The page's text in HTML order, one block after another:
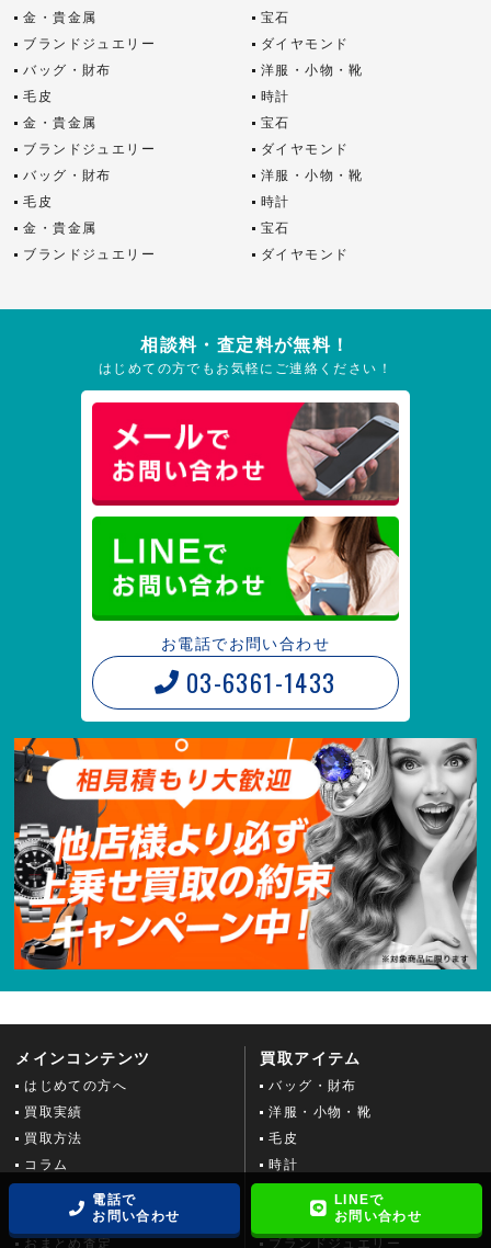
金・貴金属
宝石
ブランドジュエリー
ダイヤモンド
バッグ・財布
洋服・小物・靴
毛皮
時計
金・貴金属
宝石
ブランドジュエリー
ダイヤモンド
バッグ・財布
洋服・小物・靴
毛皮
時計
金・貴金属
宝石
ブランドジュエリー
ダイヤモンド
相談料・査定料が無料！
はじめての方でもお気軽にご連絡ください！
お電話でお問い合わせ
03-6361-1433
メインコンテンツ
はじめての方へ
買取実績
買取方法
コラム
よくある質問
お客様の声
おまとめ査定
買取アイテム
バッグ・財布
洋服・小物・靴
毛皮
時計
ブランドジュエリー
電話で
お問い合わせ
LINEで
お問い合わせ